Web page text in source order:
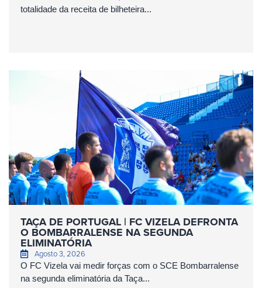
totalidade da receita de bilheteira...
TAÇA DE PORTUGAL | FC VIZELA DEFRONTA
O BOMBARRALENSE NA SEGUNDA
ELIMINATÓRIA
Agosto 3, 2026
O FC Vizela vai medir forças com o SCE Bombarralense
na segunda eliminatória da Taça...